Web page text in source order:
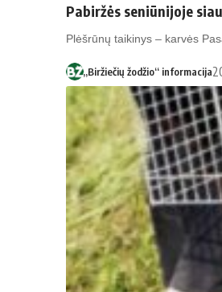
Pabiržės seniūnijoje
Plėšrūnų taikinys – karvės
„Biržiečių žodžio“ informacija